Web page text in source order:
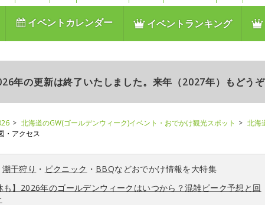
イベントカレンダー イベントランキング
年の更新は終了いたしました。来年（2027年）もどうぞ
北海道のGW(ゴールデンウィーク)イベント・おでかけ観光スポット
北海
・アクセス
潮干狩り ・ ピクニック ・ BBQなどおでかけ情報を大特集
も】2026年のゴールデンウィークはいつから？混雑ピーク予想と回